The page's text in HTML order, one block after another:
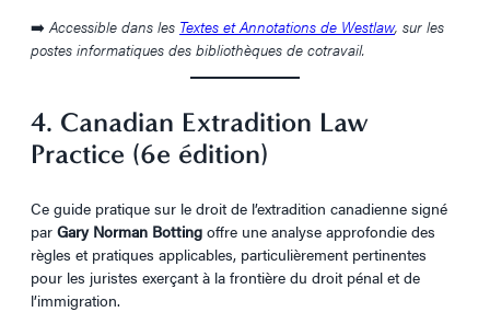
➡️ Accessible dans les Textes et Annotations de Westlaw, sur les
postes informatiques des bibliothèques de cotravail.
4. Canadian Extradition Law
Practice (6e édition)
Ce guide pratique sur le droit de l’extradition canadienne signé
par Gary Norman Botting offre une analyse approfondie des
règles et pratiques applicables, particulièrement pertinentes
pour les juristes exerçant à la frontière du droit pénal et de
l’immigration.